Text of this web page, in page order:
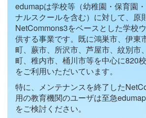
edumapは学校等（幼稚園・保育園
ナルスクールを含む）に対して、原
NetCommons3をベースとした学校
供する事業です。既に鴻巣市、伊東
町、蕨市、所沢市、芦屋市、紋別市
町、稚内市、桶川市等を中心に820
をご利用いただいています。
特に、メンテナンスを終了した
用の教育機関のユーザは至急
をご検討ください。